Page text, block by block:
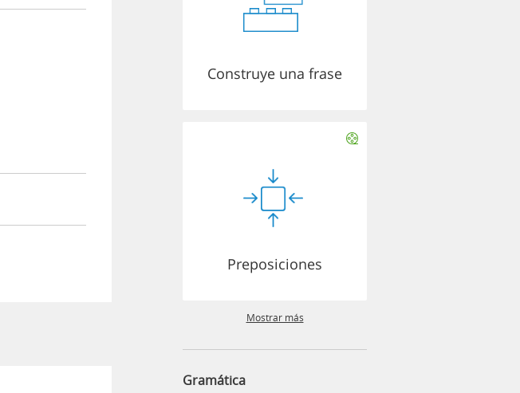
Construye una frase
Preposiciones
Mostrar más
Gramática